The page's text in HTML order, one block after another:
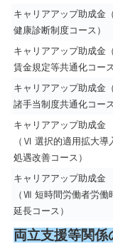
キャリアアップ助成金
健康診断制度コース）
キャリアアップ助成金
賃金規定等共通化コース
キャリアアップ助成金
諸手当制度共通化コース
キャリアアップ助成金
（Ⅵ 選択的適用拡大導
処遇改善コース）
キャリアアップ助成金
（Ⅶ 短時間労働者労働
延長コース）
両立支援等関係